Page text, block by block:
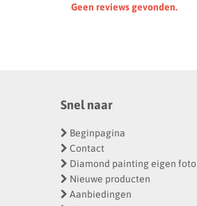
Geen reviews gevonden.
Snel naar
Beginpagina
Contact
Diamond painting eigen foto
Nieuwe producten
Aanbiedingen